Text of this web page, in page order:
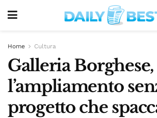
Home Cultura
Galleria Borghese,
l’ampliamento
progetto che